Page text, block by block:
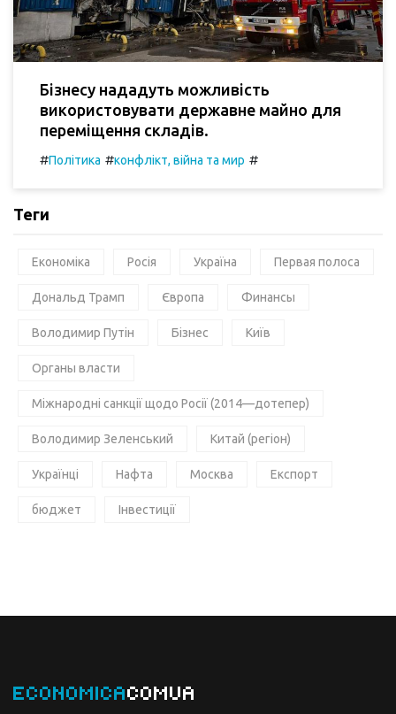
Бізнесу нададуть можливість
використовувати державне майно для
переміщення складів.
#Політика #конфлікт, війна та мир #
Теги
Економіка Росія Україна Первая полоса
Дональд Трамп Європа Финансы
Володимир Путін Бізнес Київ
Органы власти
Міжнародні санкції щодо Росії (2014—дотепер)
Володимир Зеленський Китай (регіон)
Українці Нафта Москва Експорт
бюджет Інвестиції
ECONOMICACOMUA